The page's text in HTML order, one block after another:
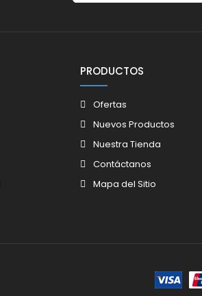
PRODUCTOS
Ofertas
Nuevos Productos
Nuestra Tienda
Contáctanos
Mapa del Sitio